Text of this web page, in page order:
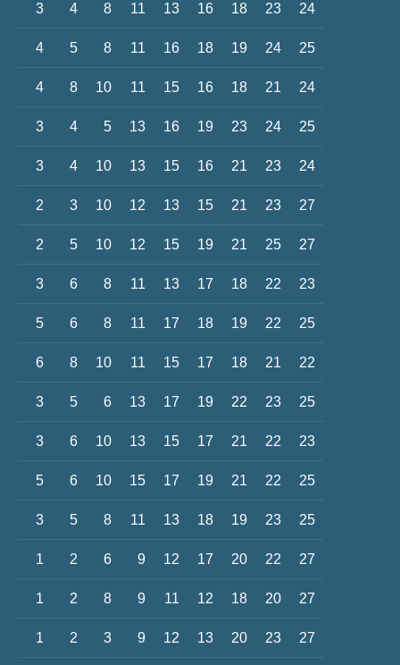
3 4 8 11 13 16 18 23 24
4 5 8 11 16 18 19 24 25
4 8 10 11 15 16 18 21 24
3 4 5 13 16 19 23 24 25
3 4 10 13 15 16 21 23 24
2 3 10 12 13 15 21 23 27
2 5 10 12 15 19 21 25 27
3 6 8 11 13 17 18 22 23
5 6 8 11 17 18 19 22 25
6 8 10 11 15 17 18 21 22
3 5 6 13 17 19 22 23 25
3 6 10 13 15 17 21 22 23
5 6 10 15 17 19 21 22 25
3 5 8 11 13 18 19 23 25
1 2 6 9 12 17 20 22 27
1 2 8 9 11 12 18 20 27
1 2 3 9 12 13 20 23 27